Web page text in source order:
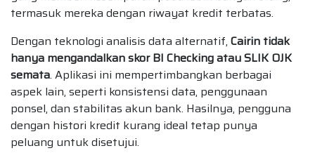
termasuk mereka dengan riwayat kredit terbatas.
Dengan teknologi analisis data alternatif, Cairin tidak
hanya mengandalkan skor BI Checking atau SLIK OJK
semata. Aplikasi ini mempertimbangkan berbagai
aspek lain, seperti konsistensi data, penggunaan
ponsel, dan stabilitas akun bank. Hasilnya, pengguna
dengan histori kredit kurang ideal tetap punya
peluang untuk disetujui.